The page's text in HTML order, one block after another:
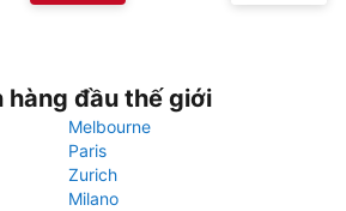
hàng đầu thế giới
Melbourne
Paris
Zurich
Milano